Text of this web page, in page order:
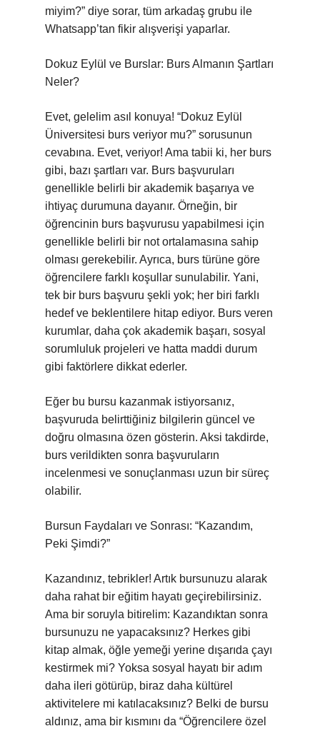
miyim?” diye sorar, tüm arkadaş grubu ile
Whatsapp’tan fikir alışverişi yaparlar.
Dokuz Eylül ve Burslar: Burs Almanın Şartları
Neler?
Evet, gelelim asıl konuya! “Dokuz Eylül
Üniversitesi burs veriyor mu?” sorusunun
cevabına. Evet, veriyor! Ama tabii ki, her burs
gibi, bazı şartları var. Burs başvuruları
genellikle belirli bir akademik başarıya ve
ihtiyaç durumuna dayanır. Örneğin, bir
öğrencinin burs başvurusu yapabilmesi için
genellikle belirli bir not ortalamasına sahip
olması gerekebilir. Ayrıca, burs türüne göre
öğrencilere farklı koşullar sunulabilir. Yani,
tek bir burs başvuru şekli yok; her biri farklı
hedef ve beklentilere hitap ediyor. Burs veren
kurumlar, daha çok akademik başarı, sosyal
sorumluluk projeleri ve hatta maddi durum
gibi faktörlere dikkat ederler.
Eğer bu bursu kazanmak istiyorsanız,
başvuruda belirttiğiniz bilgilerin güncel ve
doğru olmasına özen gösterin. Aksi takdirde,
burs verildikten sonra başvuruların
incelenmesi ve sonuçlanması uzun bir süreç
olabilir.
Bursun Faydaları ve Sonrası: “Kazandım,
Peki Şimdi?”
Kazandınız, tebrikler! Artık bursunuzu alarak
daha rahat bir eğitim hayatı geçirebilirsiniz.
Ama bir soruyla bitirelim: Kazandıktan sonra
bursunuzu ne yapacaksınız? Herkes gibi
kitap almak, öğle yemeği yerine dışarıda çayı
kestirmek mi? Yoksa sosyal hayatı bir adım
daha ileri götürüp, biraz daha kültürel
aktivitelere mi katılacaksınız? Belki de bursu
aldınız, ama bir kısmını da “Öğrencilere özel